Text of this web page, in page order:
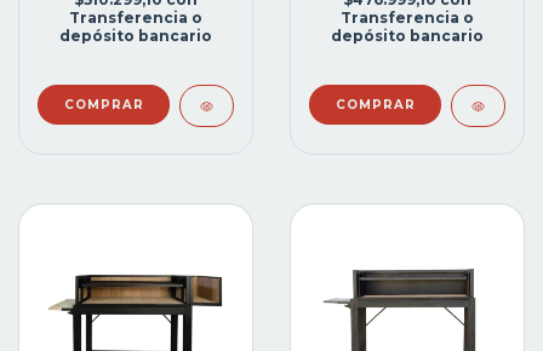
Transferencia o
depósito bancario
Transferencia o
depósito bancario